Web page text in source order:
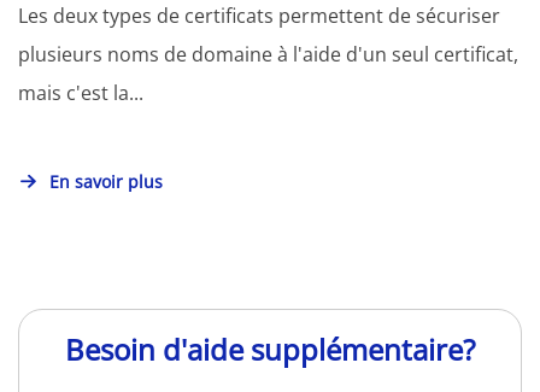
Les deux types de certificats permettent de sécuriser
plusieurs noms de domaine à l'aide d'un seul certificat,
mais c'est la...
En savoir plus
Besoin d'aide supplémentaire?